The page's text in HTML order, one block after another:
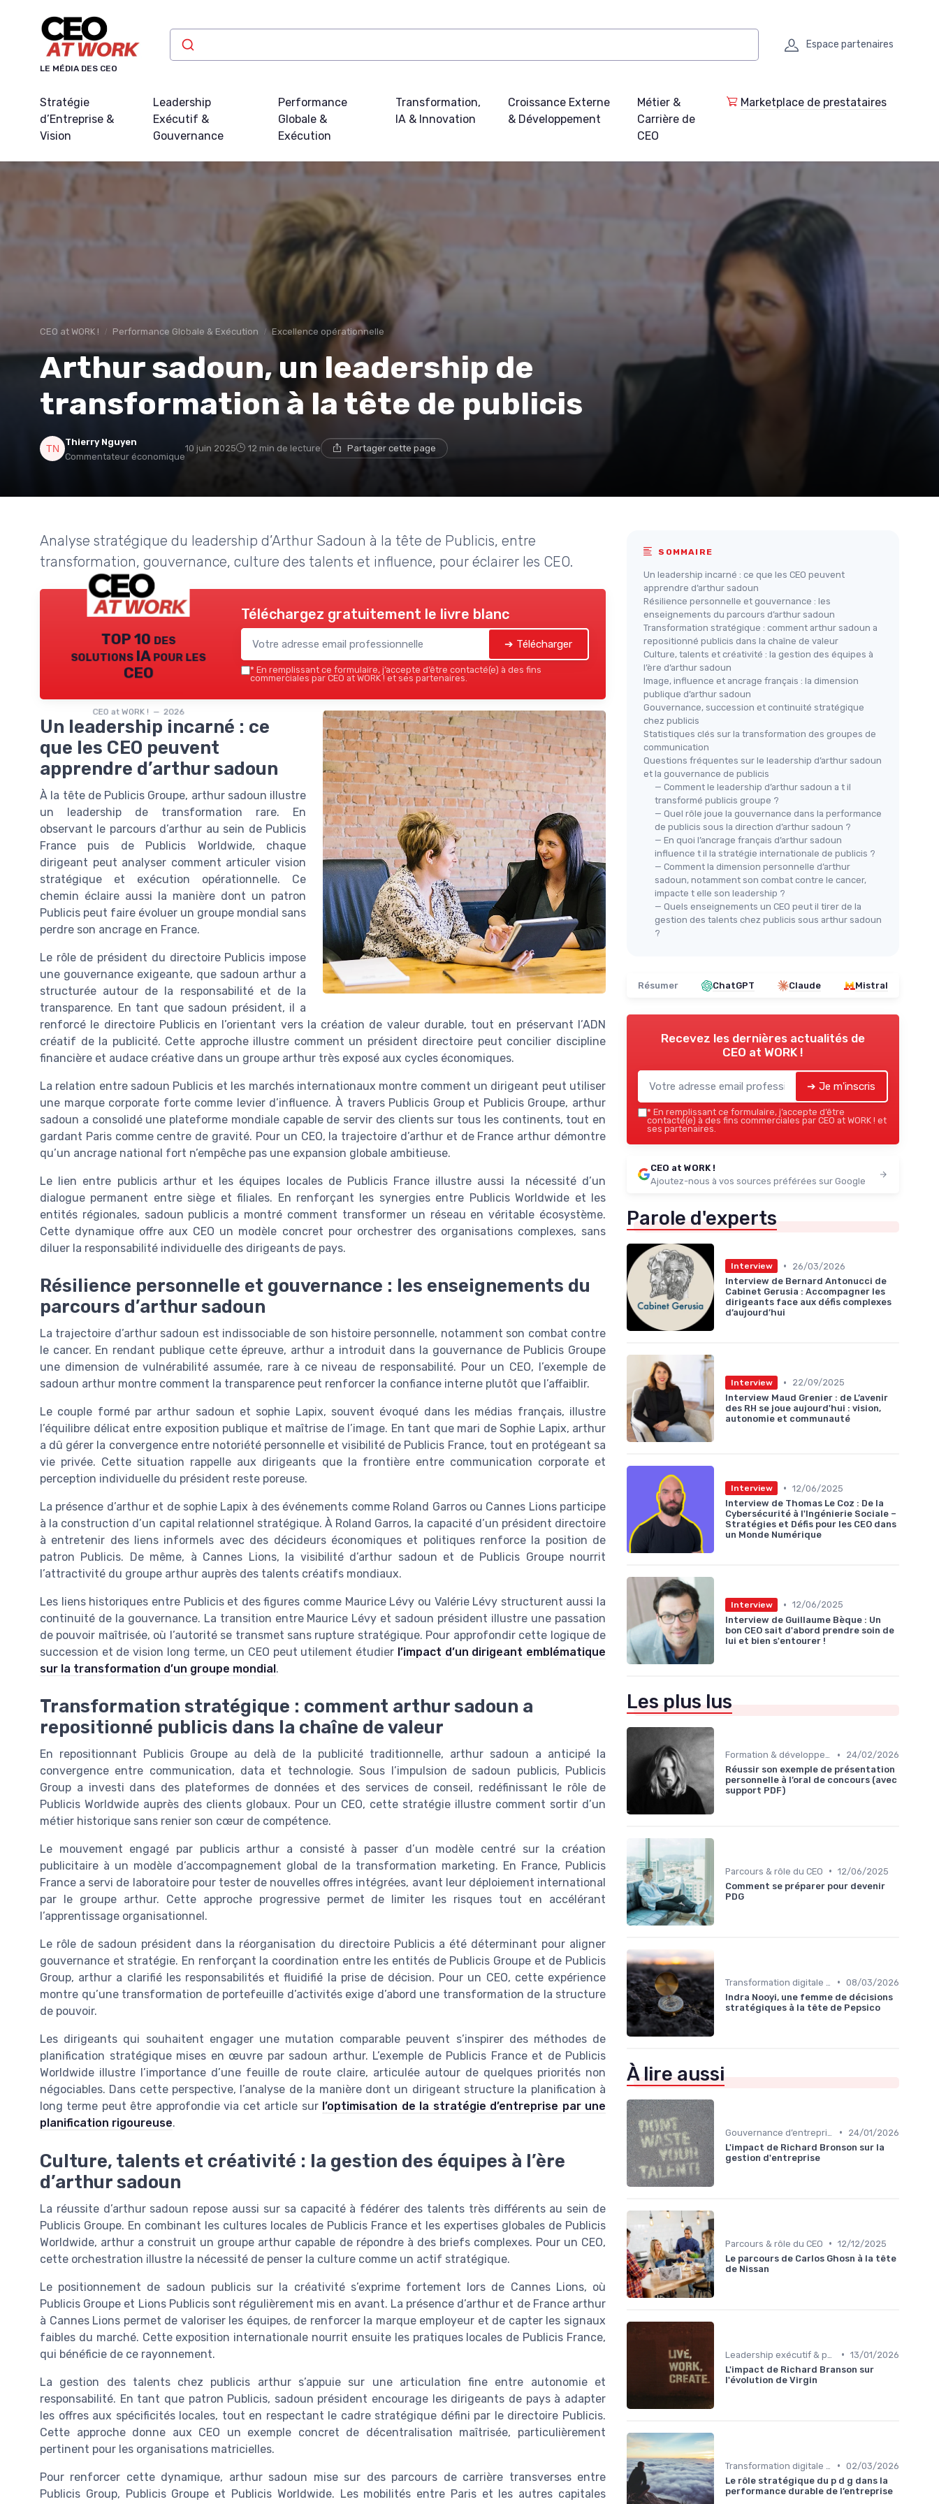
LE MÉDIA DES CEO
Espace partenaires
Stratégie
d’Entreprise &
Vision
Leadership
Exécutif &
Gouvernance
Performance
Globale &
Exécution
Transformation,
IA & Innovation
Croissance Externe
& Développement
Métier &
Carrière de
CEO
Marketplace de prestataires
CEO at WORK ! Performance Globale & Exécution Excellence opérationnelle
Arthur sadoun, un leadership de
transformation à la tête de publicis
Thierry Nguyen
Commentateur économique
10 juin 2025 12 min de lecture Partager cette page
Analyse stratégique du leadership d’Arthur Sadoun à la tête de Publicis, entre
transformation, gouvernance, culture des talents et influence, pour éclairer les CEO.
TOP 10 des
solutions IA pour les
CEO
CEO at WORK ! — 2026
Téléchargez gratuitement le livre blanc
➔ Télécharger
* En remplissant ce formulaire, j’accepte d’être contacté(e) à des fins
commerciales par CEO at WORK ! et ses partenaires.
Un leadership incarné : ce
que les CEO peuvent
apprendre d’arthur sadoun
À la tête de Publicis Groupe, arthur sadoun illustre
un leadership de transformation rare. En
observant le parcours d’arthur au sein de Publicis
France puis de Publicis Worldwide, chaque
dirigeant peut analyser comment articuler vision
stratégique et exécution opérationnelle. Ce
chemin éclaire aussi la manière dont un patron
Publicis peut faire évoluer un groupe mondial sans
perdre son ancrage en France.
Le rôle de président du directoire Publicis impose
une gouvernance exigeante, que sadoun arthur a
structurée autour de la responsabilité et de la
transparence. En tant que sadoun président, il a
renforcé le directoire Publicis en l’orientant vers la création de valeur durable, tout en préservant l’ADN
créatif de la publicité. Cette approche illustre comment un président directoire peut concilier discipline
financière et audace créative dans un groupe arthur très exposé aux cycles économiques.
La relation entre sadoun Publicis et les marchés internationaux montre comment un dirigeant peut utiliser
une marque corporate forte comme levier d’influence. À travers Publicis Group et Publicis Groupe, arthur
sadoun a consolidé une plateforme mondiale capable de servir des clients sur tous les continents, tout en
gardant Paris comme centre de gravité. Pour un CEO, la trajectoire d’arthur et de France arthur démontre
qu’un ancrage national fort n’empêche pas une expansion globale ambitieuse.
Le lien entre publicis arthur et les équipes locales de Publicis France illustre aussi la nécessité d’un
dialogue permanent entre siège et filiales. En renforçant les synergies entre Publicis Worldwide et les
entités régionales, sadoun publicis a montré comment transformer un réseau en véritable écosystème.
Cette dynamique offre aux CEO un modèle concret pour orchestrer des organisations complexes, sans
diluer la responsabilité individuelle des dirigeants de pays.
Résilience personnelle et gouvernance : les enseignements du
parcours d’arthur sadoun
La trajectoire d’arthur sadoun est indissociable de son histoire personnelle, notamment son combat contre
le cancer. En rendant publique cette épreuve, arthur a introduit dans la gouvernance de Publicis Groupe
une dimension de vulnérabilité assumée, rare à ce niveau de responsabilité. Pour un CEO, l’exemple de
sadoun arthur montre comment la transparence peut renforcer la confiance interne plutôt que l’affaiblir.
Le couple formé par arthur sadoun et sophie Lapix, souvent évoqué dans les médias français, illustre
l’équilibre délicat entre exposition publique et maîtrise de l’image. En tant que mari de Sophie Lapix, arthur
a dû gérer la convergence entre notoriété personnelle et visibilité de Publicis France, tout en protégeant sa
vie privée. Cette situation rappelle aux dirigeants que la frontière entre communication corporate et
perception individuelle du président reste poreuse.
La présence d’arthur et de sophie Lapix à des événements comme Roland Garros ou Cannes Lions participe
à la construction d’un capital relationnel stratégique. À Roland Garros, la capacité d’un président directoire
à entretenir des liens informels avec des décideurs économiques et politiques renforce la position de
patron Publicis. De même, à Cannes Lions, la visibilité d’arthur sadoun et de Publicis Groupe nourrit
l’attractivité du groupe arthur auprès des talents créatifs mondiaux.
Les liens historiques entre Publicis et des figures comme Maurice Lévy ou Valérie Lévy structurent aussi la
continuité de la gouvernance. La transition entre Maurice Lévy et sadoun président illustre une passation
de pouvoir maîtrisée, où l’autorité se transmet sans rupture stratégique. Pour approfondir cette logique de
succession et de vision long terme, un CEO peut utilement étudier l’impact d’un dirigeant emblématique
sur la transformation d’un groupe mondial .
Transformation stratégique : comment arthur sadoun a
repositionné publicis dans la chaîne de valeur
En repositionnant Publicis Groupe au delà de la publicité traditionnelle, arthur sadoun a anticipé la
convergence entre communication, data et technologie. Sous l’impulsion de sadoun publicis, Publicis
Group a investi dans des plateformes de données et des services de conseil, redéfinissant le rôle de
Publicis Worldwide auprès des clients globaux. Pour un CEO, cette stratégie illustre comment sortir d’un
métier historique sans renier son cœur de compétence.
Le mouvement engagé par publicis arthur a consisté à passer d’un modèle centré sur la création
publicitaire à un modèle d’accompagnement global de la transformation marketing. En France, Publicis
France a servi de laboratoire pour tester de nouvelles offres intégrées, avant leur déploiement international
par le groupe arthur. Cette approche progressive permet de limiter les risques tout en accélérant
l’apprentissage organisationnel.
Le rôle de sadoun président dans la réorganisation du directoire Publicis a été déterminant pour aligner
gouvernance et stratégie. En renforçant la coordination entre les entités de Publicis Groupe et de Publicis
Group, arthur a clarifié les responsabilités et fluidifié la prise de décision. Pour un CEO, cette expérience
montre qu’une transformation de portefeuille d’activités exige d’abord une transformation de la structure
de pouvoir.
Les dirigeants qui souhaitent engager une mutation comparable peuvent s’inspirer des méthodes de
planification stratégique mises en œuvre par sadoun arthur. L’exemple de Publicis France et de Publicis
Worldwide illustre l’importance d’une feuille de route claire, articulée autour de quelques priorités non
négociables. Dans cette perspective, l’analyse de la manière dont un dirigeant structure la planification à
long terme peut être approfondie via cet article sur l’optimisation de la stratégie d’entreprise par une
planification rigoureuse.
Culture, talents et créativité : la gestion des équipes à l’ère
d’arthur sadoun
La réussite d’arthur sadoun repose aussi sur sa capacité à fédérer des talents très différents au sein de
Publicis Groupe. En combinant les cultures locales de Publicis France et les expertises globales de Publicis
Worldwide, arthur a construit un groupe arthur capable de répondre à des briefs complexes. Pour un CEO,
cette orchestration illustre la nécessité de penser la culture comme un actif stratégique.
Le positionnement de sadoun publicis sur la créativité s’exprime fortement lors de Cannes Lions, où
Publicis Groupe et Lions Publicis sont régulièrement mis en avant. La présence d’arthur et de France arthur
à Cannes Lions permet de valoriser les équipes, de renforcer la marque employeur et de capter les signaux
faibles du marché. Cette exposition internationale nourrit ensuite les pratiques locales de Publicis France,
qui bénéficie de ce rayonnement.
La gestion des talents chez publicis arthur s’appuie sur une articulation fine entre autonomie et
responsabilité. En tant que patron Publicis, sadoun président encourage les dirigeants de pays à adapter
les offres aux spécificités locales, tout en respectant le cadre stratégique défini par le directoire Publicis.
Cette approche donne aux CEO un exemple concret de décentralisation maîtrisée, particulièrement
pertinent pour les organisations matricielles.
Pour renforcer cette dynamique, arthur sadoun mise sur des parcours de carrière transverses entre
Publicis Group, Publicis Groupe et Publicis Worldwide. Les mobilités entre Paris et les autres capitales
SOMMAIRE
Un leadership incarné : ce que les CEO peuvent
apprendre d’arthur sadoun
Résilience personnelle et gouvernance : les
enseignements du parcours d’arthur sadoun
Transformation stratégique : comment arthur sadoun a
repositionné publicis dans la chaîne de valeur
Culture, talents et créativité : la gestion des équipes à
l’ère d’arthur sadoun
Image, influence et ancrage français : la dimension
publique d’arthur sadoun
Gouvernance, succession et continuité stratégique
chez publicis
Statistiques clés sur la transformation des groupes de
communication
Questions fréquentes sur le leadership d’arthur sadoun
et la gouvernance de publicis
— Comment le leadership d’arthur sadoun a t il
transformé publicis groupe ?
— Quel rôle joue la gouvernance dans la performance
de publicis sous la direction d’arthur sadoun ?
— En quoi l’ancrage français d’arthur sadoun
influence t il la stratégie internationale de publicis ?
— Comment la dimension personnelle d’arthur
sadoun, notamment son combat contre le cancer,
impacte t elle son leadership ?
— Quels enseignements un CEO peut il tirer de la
gestion des talents chez publicis sous arthur sadoun
?
Résumer ChatGPT Claude Mistral
Recevez les dernières actualités de
CEO at WORK !
➔ Je m'inscris
* En remplissant ce formulaire, j’accepte d’être
contacté(e) à des fins commerciales par CEO at WORK ! et
ses partenaires.
CEO at WORK !
Ajoutez-nous à vos sources préférées sur Google
Parole d'experts
Interview •
26/03/2026
Interview de Bernard Antonucci de
Cabinet Gerusia : Accompagner les
dirigeants face aux défis complexes
d’aujourd’hui
Interview •
22/09/2025
Interview Maud Grenier : de L’avenir
des RH se joue aujourd'hui : vision,
autonomie et communauté
Interview • 12/06/2025
Interview de Thomas Le Coz : De la
Cybersécurité à l'Ingénierie Sociale –
Stratégies et Défis pour les CEO dans
un Monde Numérique
Interview • 12/06/2025
Interview de Guillaume Bèque : Un
bon CEO sait d'abord prendre soin de
lui et bien s'entourer !
Les plus lus
Formation & développement du leadership •
24/02/2026
Réussir son exemple de présentation
personnelle à l’oral de concours (avec
support PDF)
Parcours & rôle du CEO • 12/06/2025
Comment se préparer pour devenir
PDG
• 08/03/2026
Indra Nooyi, une femme de décisions
stratégiques à la tête de Pepsico
À lire aussi
•
24/01/2026
L'impact de Richard Bronson sur la
gestion d'entreprise
Parcours & rôle du CEO • 12/12/2025
Le parcours de Carlos Ghosn à la tête
de Nissan
• 13/01/2026
L'impact de Richard Branson sur
l'évolution de Virgin
• 02/03/2026
Le rôle stratégique du p d g dans la
performance durable de l’entreprise